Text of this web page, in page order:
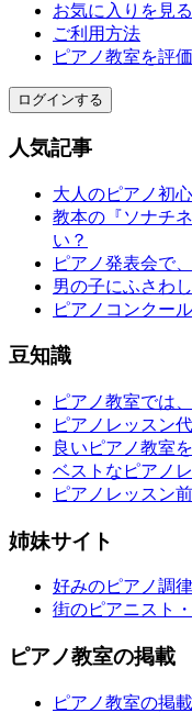
お気に入りを見る
ご利用方法
ピアノ教室を評
ログインする
人気記事
大人のピアノ初
教本の『ソナチ
い？
ピアノ発表会で
男の子にふさわ
ピアノコンクー
豆知識
ピアノ教室では
ピアノレッスン
良いピアノ教室
ベストなピアノ
ピアノレッスン
姉妹サイト
好みのピアノ調
街のピアニスト
ピアノ教室の掲載
ピアノ教室の掲